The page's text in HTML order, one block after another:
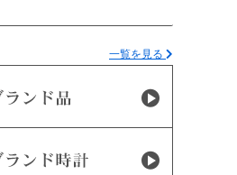
一覧を見る